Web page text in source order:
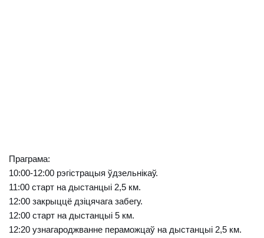
Праграма:
10:00-12:00 рэгістрацыя ўдзельнікаў.
11:00 старт на дыстанцыі 2,5 км.
12:00 закрыццё дзіцячага забегу.
12:00 старт на дыстанцыі 5 км.
12:20 узнагароджванне пераможцаў на дыстанцыі 2,5 км.